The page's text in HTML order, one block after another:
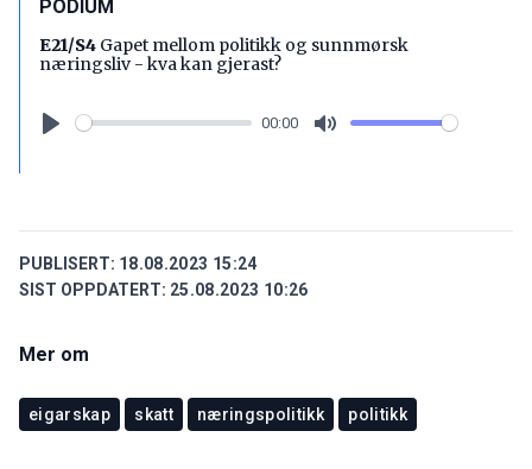
PODIUM
E21/S4 Gapet mellom politikk og sunnmørsk
næringsliv - kva kan gjerast?
00:00
PUBLISERT: 18.08.2023 15:24
SIST OPPDATERT: 25.08.2023 10:26
Mer om
eigarskap skatt næringspolitikk politikk